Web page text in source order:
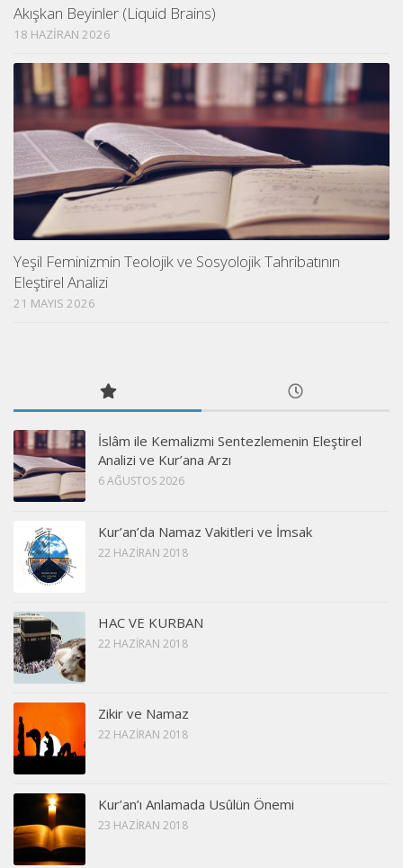
Akışkan Beyinler (Liquid Brains)
18 HAZIRAN 2026
Yeşil Feminizmin Teolojik ve Sosyolojik Tahribatının
Eleştirel Analizi
21 MAYIS 2026
İslâm ile Kemalizmi Sentezlemenin Eleştirel
Analizi ve Kur’ana Arzı
6 AĞUSTOS 2026
Kur’an’da Namaz Vakitleri ve İmsak
22 HAZIRAN 2018
HAC VE KURBAN
22 HAZIRAN 2018
Zikir ve Namaz
22 HAZIRAN 2018
Kur’an’ı Anlamada Usûlün Önemi
23 HAZIRAN 2018